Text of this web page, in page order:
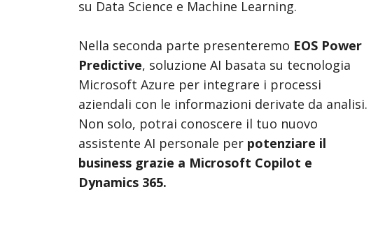
su Data Science e Machine Learning.
Nella seconda parte presenteremo EOS Power
Predictive, soluzione AI basata su tecnologia
Microsoft Azure per integrare i processi
aziendali con le informazioni derivate da analisi.
Non solo, potrai conoscere il tuo nuovo
assistente AI personale per potenziare il
business grazie a Microsoft Copilot e
Dynamics 365.